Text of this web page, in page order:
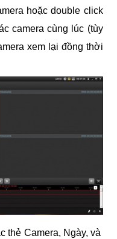
hoặc double click
camera cùng lúc (tùy
xem lại đồng thời
thẻ Camera, Ngày, và